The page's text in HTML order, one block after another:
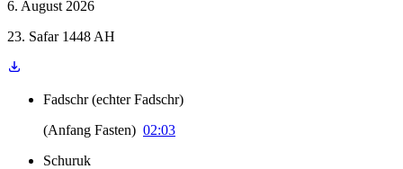
6. August 2026
23. Safar 1448 AH
Fadschr (echter Fadschr)
(Anfang Fasten) 02:03
Schuruk